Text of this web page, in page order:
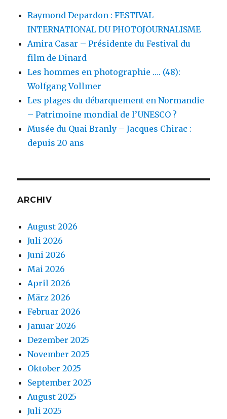
Raymond Depardon : FESTIVAL
INTERNATIONAL DU PHOTOJOURNALISME
Amira Casar – Présidente du Festival du
film de Dinard
Les hommes en photographie …. (48):
Wolfgang Vollmer
Les plages du débarquement en Normandie
– Patrimoine mondial de l’UNESCO ?
Musée du Quai Branly – Jacques Chirac :
depuis 20 ans
ARCHIV
August 2026
Juli 2026
Juni 2026
Mai 2026
April 2026
März 2026
Februar 2026
Januar 2026
Dezember 2025
November 2025
Oktober 2025
September 2025
August 2025
Juli 2025